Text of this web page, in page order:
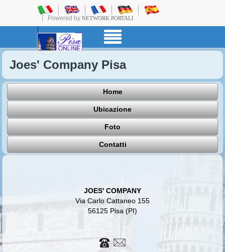
Powered by NETWORK PORTALI
Joes' Company Pisa
Home
Ubicazione
Foto
Contatti
JOES' COMPANY
Via Carlo Cattaneo 155
56125 Pisa (PI)